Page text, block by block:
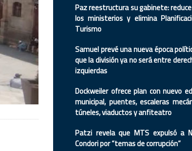
Paz reestructura su gabinete:
los ministerios y elimina
Turismo
Samuel prevé una nueva época
que la división ya no será entre
izquierdas
Dockweiler ofrece plan con nuevo
municipal, puentes, escaleras
túneles, viaductos y anfiteatro
Patzi revela que MTS expulsó a
Condori por “temas de corrupción”